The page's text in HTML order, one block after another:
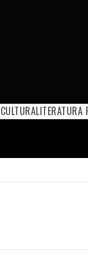
CULTURALITERATURA